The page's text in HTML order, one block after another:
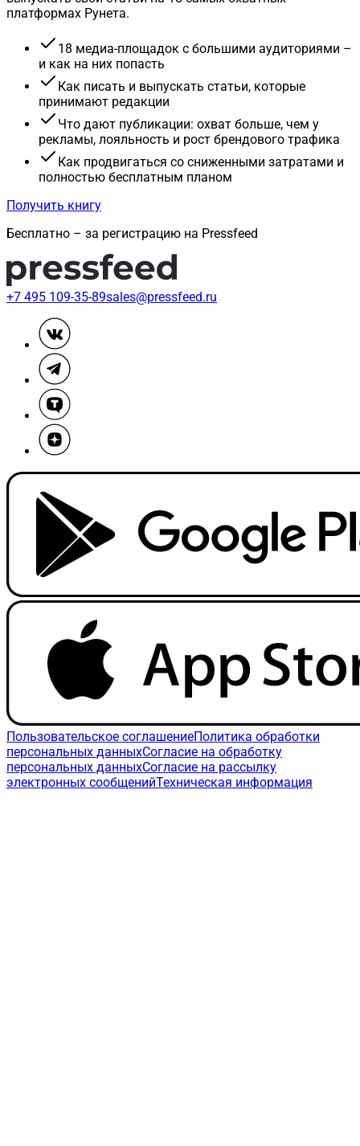
платформах Рунета.
18 медиа-площадок с большими аудиториями –
и как на них попасть
Как писать и выпускать статьи, которые
принимают редакции
Что дают публикации: охват больше, чем у
рекламы, лояльность и рост брендового трафика
Как продвигаться со сниженными затратами и
полностью бесплатным планом
Получить книгу
Бесплатно – за регистрацию на Pressfeed
+7 495 109-35-89sales@pressfeed.ru
Пользовательское соглашениеПолитика обработки
персональных данныхСогласие на обработку
персональных данныхСогласие на рассылку
электронных сообщенийТехническая информация